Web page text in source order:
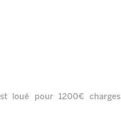
loué pour 1200€ charges